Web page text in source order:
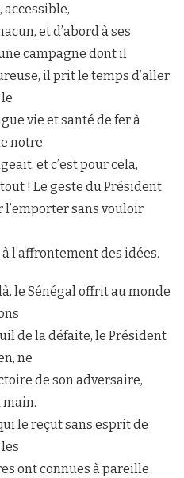
et d’abord à ses
campagne dont il
il prit le temps d’aller
vie et santé de fer à
notre
et c’est pour cela,
! Le geste du Président
l’emporter sans vouloir
l’affrontement des idées.
le Sénégal offrit au monde
de la défaite, le Président
ne
de son adversaire,
le reçut sans esprit de
ont connues à pareille